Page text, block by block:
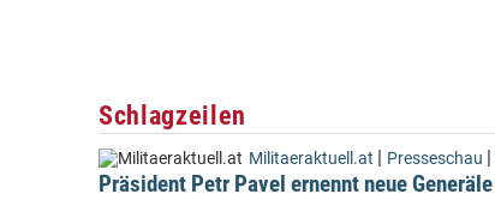
Schlagzeilen
Militaeraktuell.at | Presseschau |
Präsident Petr Pavel ernennt neue Generäle